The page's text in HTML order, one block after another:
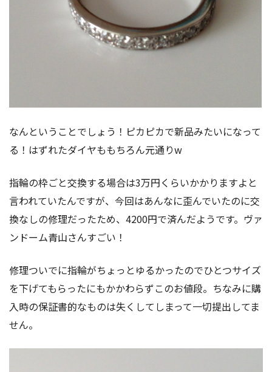
なんということでしょう！ピカピカで新品みたいになって
る！はずれたダイヤももちろん元通りw
指輪の枠ごと交換する場合は3万円くらいかかりますよと
言われていたんですが、今回はあんなに歪んでいたのに交
換なしの修理だったため、4200円で済んだようです。ヴァ
ンドーム青山さんすごい！
修理ついでに指輪がちょっとゆるかったのでひとつサイズ
を下げてもらったにもかかわらずこのお値段。ちなみに購
入時の保証書的なものは失くしてしまって一切提出してま
せん。